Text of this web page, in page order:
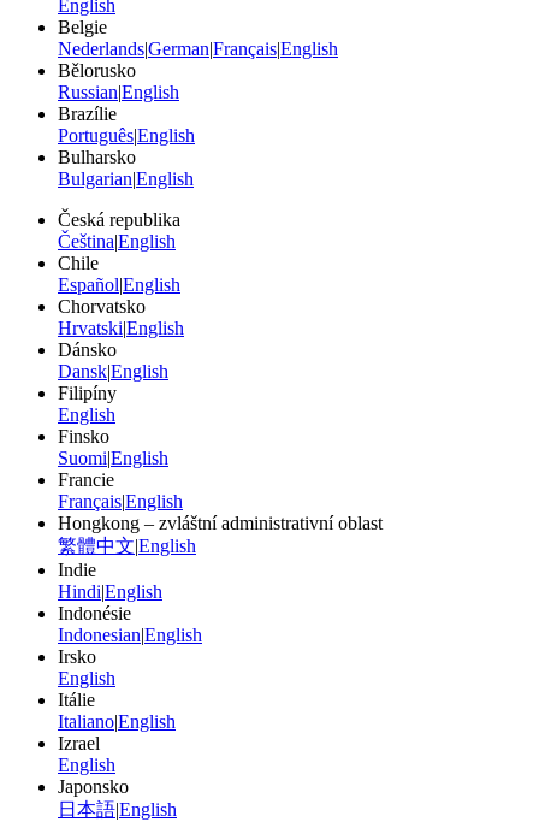
English
Belgie
Nederlands|German|Français|English
Bělorusko
Russian|English
Brazílie
Português|English
Bulharsko
Bulgarian|English
Česká republika
Čeština|English
Chile
Español|English
Chorvatsko
Hrvatski|English
Dánsko
Dansk|English
Filipíny
English
Finsko
Suomi|English
Francie
Français|English
Hongkong – zvláštní administrativní oblast
繁體中文|English
Indie
Hindi|English
Indonésie
Indonesian|English
Irsko
English
Itálie
Italiano|English
Izrael
English
Japonsko
日本語|English